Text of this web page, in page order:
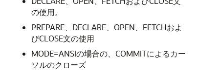
の使用。
PREPARE、DECLARE、OPEN、FETCHおよ
びCLOSE文の使用
MODE=ANSIの場合の、COMMITによるカー
ソルのクローズ